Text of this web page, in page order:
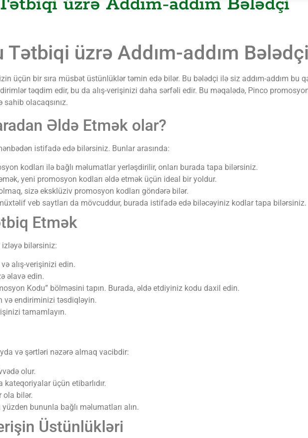
üzrə Addım-addım Bələdçi
üçün bir sıra müsbət üstünlüklər təmin edə bilər. Bu bələdçi ilə siz addım-addım bu
təqdim edir, bu da alış-verişinizi daha sərfəli edir. Bu məqalədə, Pinco
olacaqsınız.
Əldə Etmək olar?
istifadə edə bilərsiniz. Bunlar arasında:
kodları ilə bağlı məlumatlar yerləşdirilir, onları burada tapa bilərsiniz.
yeni promosyon kodları əldə etmək üçün ideal bir yoldur.
sizə eksklüziv promosyon kodları göndərə bilər.
veb saytları da mövcuddur, burada istifadə edə biləcəyiniz kodlar tapa bilərsiniz.
Etmək
izləyə bilərsiniz:
alış-verişinizi edin.
əlavə edin.
Kodu” bölməsini tapın. Burada, əldə etdiyiniz kodu daxil edin.
və endiriminizi təsdiqləyin.
tamamlayın.
və şərtləri nəzərə almaq vacibdir:
olur.
kateqoriyalar üçün etibarlıdır.
ola bilər.
bununla bağlı məlumatları alın.
Üstünlükləri